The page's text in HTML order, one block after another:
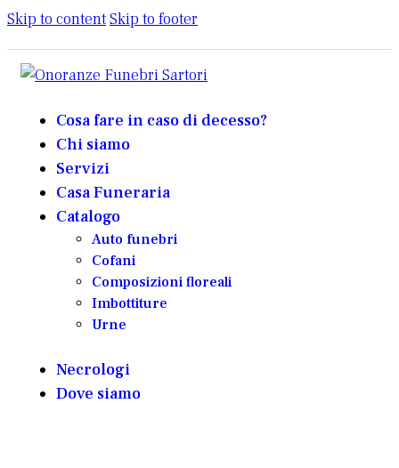
Skip to contentSkip to footer
Cosa fare in caso di decesso?
Chi siamo
Servizi
Casa Funeraria
Catalogo
Auto funebri
Cofani
Composizioni floreali
Imbottiture
Urne
Necrologi
Dove siamo